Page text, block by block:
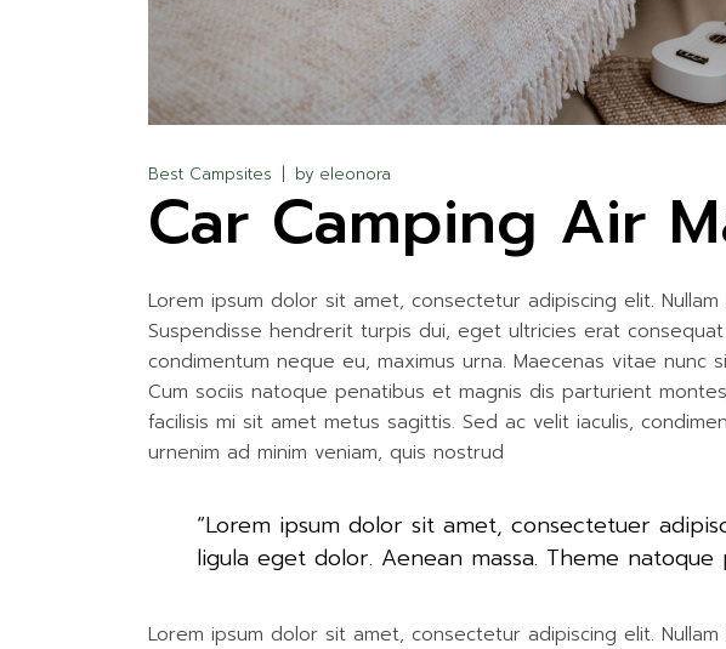
Best Campsites by eleonora
Car Camping Air
Lorem ipsum dolor sit amet, consectetur adipiscing elit.
Suspendisse hendrerit turpis dui, eget ultricies erat
condimentum neque eu, maximus urna. Maecenas vitae nunc
Cum sociis natoque penatibus et magnis dis parturient
facilisis mi sit amet metus sagittis. Sed ac velit iaculis,
urnenim ad minim veniam, quis nostrud
“Lorem ipsum dolor sit amet, consectetuer
ligula eget dolor. Aenean massa. Theme natoque
Lorem ipsum dolor sit amet, consectetur adipiscing elit.